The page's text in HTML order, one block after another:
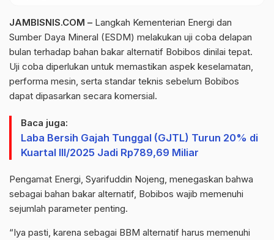
JAMBISNIS.COM – Langkah Kementerian Energi dan
Sumber Daya Mineral (ESDM) melakukan uji coba delapan
bulan terhadap bahan bakar alternatif Bobibos dinilai tepat.
Uji coba diperlukan untuk memastikan aspek keselamatan,
performa mesin, serta standar teknis sebelum Bobibos
dapat dipasarkan secara komersial.
Baca juga:
Laba Bersih Gajah Tunggal (GJTL) Turun 20% di
Kuartal III/2025 Jadi Rp789,69 Miliar
Pengamat Energi, Syarifuddin Nojeng, menegaskan bahwa
sebagai bahan bakar alternatif, Bobibos wajib memenuhi
sejumlah parameter penting.
“Iya pasti, karena sebagai BBM alternatif harus memenuhi